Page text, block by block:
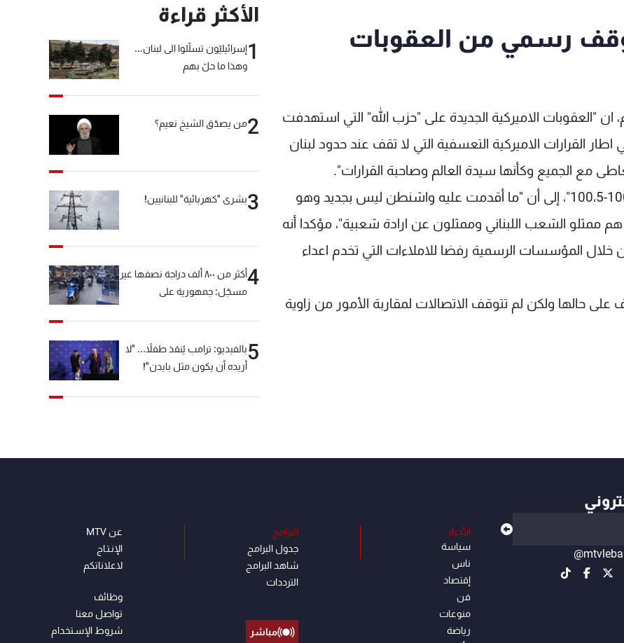
رسمي من العقوبات
ان "العقوبات الاميركية الجديدة على "حزب الله" التي استهدفت
القرارات الاميركية التعسفية التي لا تقف عند حدود لبنان
مع الجميع وكأنها سيدة العالم وصاحبة القرارات".
ولفت هاشم، في حديث الى اذاعة "صوت لبنان 100،3-100،5"، إلى أن "ما أقدمت عليه واشنطن ليس بجديد وهو
الشعب اللبناني وممثلون عن ارادة شعبية"، مؤكدا أنه
المؤسسات الرسمية رفضا للاملاءات التي تخدم اعداء
حالها ولكن لم تتوقف الاتصالات لمقاربة الأمور من زاوية
الأكثر قراءة
1إسرائيليّون تسلّلوا الى لبنان...
وهذا ما حلّ بهم
2من يصدّق الشيخ نعيم؟
3بشرى "كهربائية" للبنانيين!
4
أكثر من ٨٠٠ ألف دراجة نصفها غير
مسجّل: جمهورية على
5بالفيديو: ترامب يُنقذ طفلاً... "لا
أريده أن يكون مثل بايدن"!
الأخبار
سياسة
ناس
إقتصاد
فن
منوعات
رياضة
البرامج
جدول البرامج
شاهد البرامج
الترددات
مباشر
عن MTV
الإنـتـاج
لاعلاناتكم
وظائف
تواصل معنا
شروط الإسـتخدام